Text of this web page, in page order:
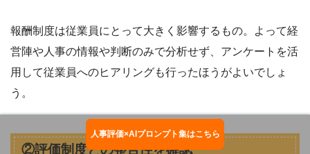
報酬制度は従業員にとって大きく影響するもの。よって経
営陣や人事の情報や判断のみで分析せず、アンケートを活
用して従業員へのヒアリングも行ったほうがよいでしょ
う。
②評価制度との整合性を確認
お役立ち資料ダウンロード
人事評価×AIプロンプト集はこちら